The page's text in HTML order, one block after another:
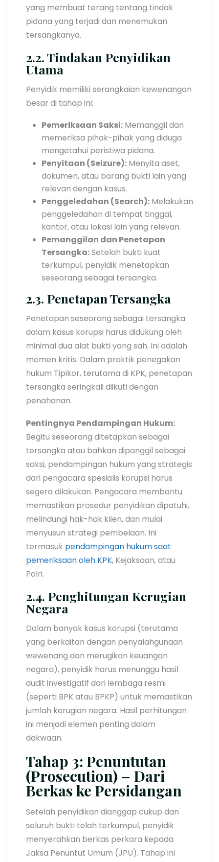
yang membuat terang tentang tindak
pidana yang terjadi dan menemukan
tersangkanya.
2.2. Tindakan Penyidikan
Utama
Penyidik memiliki serangkaian kewenangan
besar di tahap ini:
Pemeriksaan Saksi: Memanggil dan
memeriksa pihak-pihak yang diduga
mengetahui peristiwa pidana.
Penyitaan (Seizure): Menyita aset,
dokumen, atau barang bukti lain yang
relevan dengan kasus.
Penggeledahan (Search): Melakukan
penggeledahan di tempat tinggal,
kantor, atau lokasi lain yang relevan.
Pemanggilan dan Penetapan
Tersangka:Setelah bukti kuat
terkumpul, penyidik menetapkan
seseorang sebagai tersangka.
2.3. Penetapan Tersangka
Penetapan seseorang sebagai tersangka
dalam kasus korupsi harus didukung oleh
minimal dua alat bukti yang sah. Ini adalah
momen kritis. Dalam praktik penegakan
hukum Tipikor, terutama di KPK, penetapan
tersangka seringkali diikuti dengan
penahanan.
Pentingnya Pendampingan Hukum:
Begitu seseorang ditetapkan sebagai
tersangka atau bahkan dipanggil sebagai
saksi, pendampingan hukum yang strategis
dari pengacara spesialis korupsi harus
segera dilakukan. Pengacara membantu
memastikan prosedur penyidikan dipatuhi,
melindungi hak-hak klien, dan mulai
menyusun strategi pembelaan. Ini
termasuk pendampingan hukum saat
pemeriksaan oleh KPK, Kejaksaan, atau
Polri.
2.4. Penghitungan Kerugian
Negara
Dalam banyak kasus korupsi (terutama
yang berkaitan dengan penyalahgunaan
wewenang dan merugikan keuangan
negara), penyidik harus menunggu hasil
audit investigatif dari lembaga resmi
(seperti BPK atau BPKP) untuk memastikan
jumlah kerugian negara. Hasil perhitungan
ini menjadi elemen penting dalam
dakwaan.
Tahap 3: Penuntutan
(Prosecution) – Dari
Berkas ke Persidangan
Setelah penyidikan dianggap cukup dan
seluruh bukti telah terkumpul, penyidik
menyerahkan berkas perkara kepada
Jaksa Penuntut Umum (JPU). Tahap ini